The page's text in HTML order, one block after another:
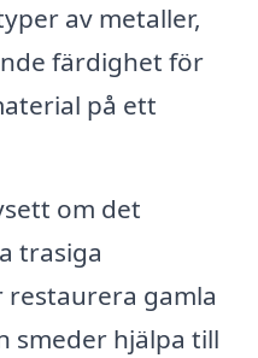
av metaller,
färdighet för
på ett
om det
trasiga
gamla
smeder hjälpa till